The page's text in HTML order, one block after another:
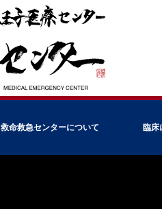
救命救急センターについて 臨床